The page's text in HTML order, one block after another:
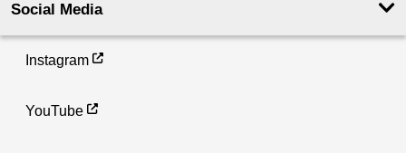
Social Media
Instagram
YouTube